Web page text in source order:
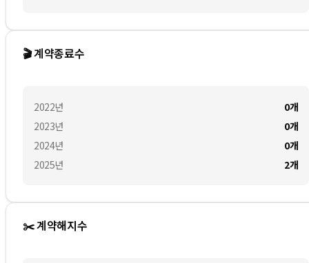
🎬 계약종료수
2022년
2023년
2024년
2025년
0개
0개
0개
2개
✂️ 계약해지수